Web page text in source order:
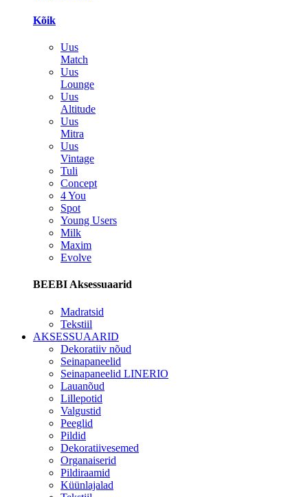
Kõik
Uus
Match
Uus
Lounge
Uus
Altitude
Uus
Mitra
Uus
Vintage
Tuli
Concept
4 You
Spot
Young Users
Milk
Maxim
Evolve
BEEBI Aksessuaarid
Madratsid
Tekstiil
AKSESSUAARID
Dekoratiiv nõud
Seinapaneelid
Seinapaneelid LINERIO
Lauanõud
Lillepotid
Valgustid
Peeglid
Pildid
Dekoratiivesemed
Organaiserid
Pildiraamid
Küünlajalad